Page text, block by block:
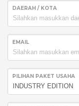
DAERAH / KOTA
EMAIL
PILIHAN PAKET USAHA